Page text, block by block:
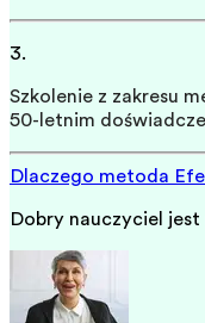
3.
Szkolenie z zakresu
50-letnim
Dlaczego metoda
Dobry nauczyciel jest